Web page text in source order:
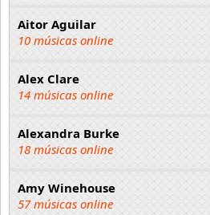
Aitor Aguilar
10 músicas online
Alex Clare
14 músicas online
Alexandra Burke
18 músicas online
Amy Winehouse
57 músicas online